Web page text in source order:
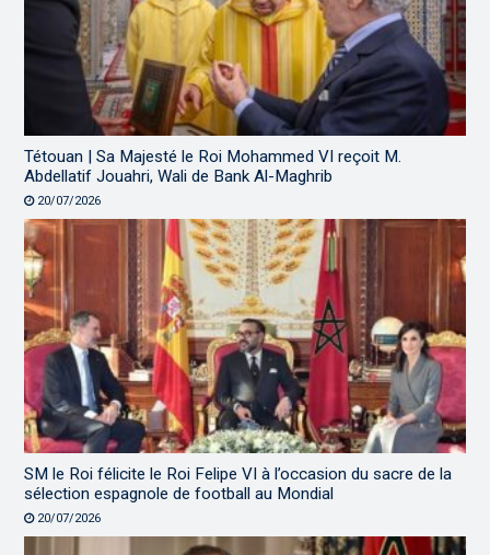
Tétouan | Sa Majesté le Roi Mohammed VI reçoit M.
Abdellatif Jouahri, Wali de Bank Al-Maghrib
20/07/2026
SM le Roi félicite le Roi Felipe VI à l’occasion du sacre de la
sélection espagnole de football au Mondial
20/07/2026